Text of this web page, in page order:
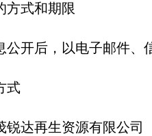
方式和期限
开后，以电子邮件、
式
锐达再生资源有限公司